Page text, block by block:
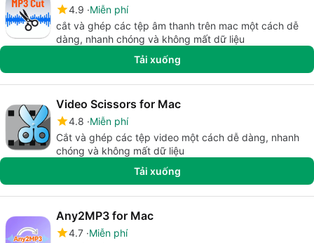
4.9 Miễn phí
cắt và ghép các tệp âm thanh trên mac một cách dễ
dàng, nhanh chóng và không mất dữ liệu
Tải xuống
Video Scissors for Mac
4.8 Miễn phí
Cắt và ghép các tệp video một cách dễ dàng, nhanh
chóng và không mất dữ liệu
Tải xuống
Any2MP3 for Mac
4.7 Miễn phí